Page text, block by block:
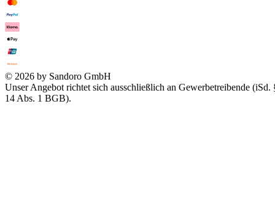
© 2026 by Sandoro GmbH
Unser Angebot richtet sich ausschließlich an Gewerbetreibende (iSd.
14 Abs. 1 BGB).